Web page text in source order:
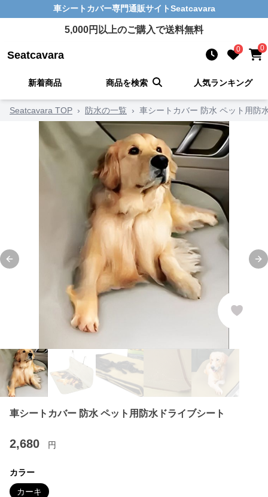
車シートカバー専門通販サイトSeatcavara
5,000円以上のご購入で送料無料
Seatcavara 0 0
新着商品 商品を検索 人気ランキング
Seatcavara TOP › 防水の一覧 › 車シートカバー 防水 ペット用防
Previous slide
車シートカバー 防水 ペット用防水ドライブシート
2,680 円
カラー
カーキ